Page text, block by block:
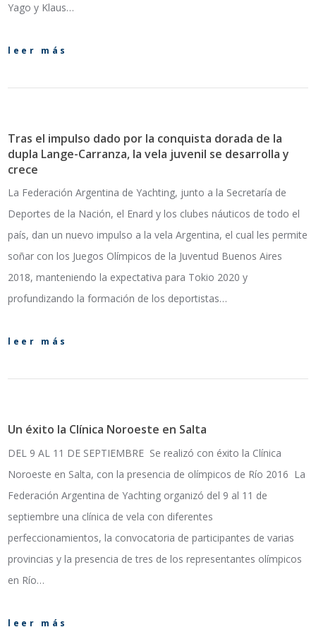
Yago y Klaus…
leer más
Tras el impulso dado por la conquista dorada de la
dupla Lange-Carranza, la vela juvenil se desarrolla y
crece
La Federación Argentina de Yachting, junto a la Secretaría de
Deportes de la Nación, el Enard y los clubes náuticos de todo el
país, dan un nuevo impulso a la vela Argentina, el cual les permite
soñar con los Juegos Olímpicos de la Juventud Buenos Aires
2018, manteniendo la expectativa para Tokio 2020 y
profundizando la formación de los deportistas…
leer más
Un éxito la Clínica Noroeste en Salta
DEL 9 AL 11 DE SEPTIEMBRE Se realizó con éxito la Clínica
Noroeste en Salta, con la presencia de olímpicos de Río 2016 La
Federación Argentina de Yachting organizó del 9 al 11 de
septiembre una clínica de vela con diferentes
perfeccionamientos, la convocatoria de participantes de varias
provincias y la presencia de tres de los representantes olímpicos
en Río…
leer más